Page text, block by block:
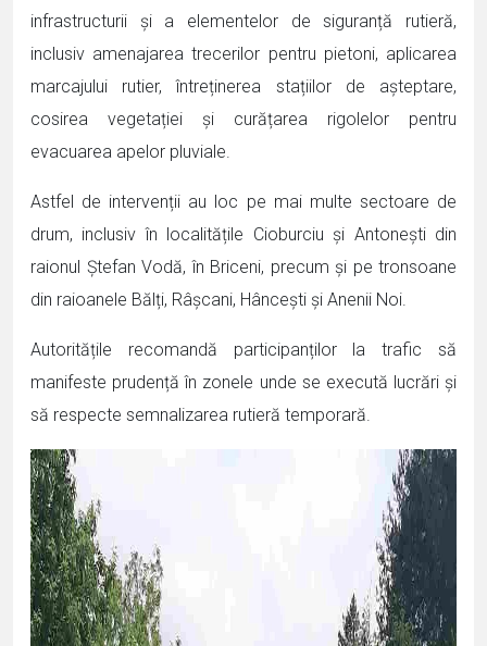
infrastructurii și a elementelor de siguranță rutieră,
inclusiv amenajarea trecerilor pentru pietoni, aplicarea
marcajului rutier, întreținerea stațiilor de așteptare,
cosirea vegetației și curățarea rigolelor pentru
evacuarea apelor pluviale.
Astfel de intervenții au loc pe mai multe sectoare de
drum, inclusiv în localitățile Cioburciu și Antonești din
raionul Ștefan Vodă, în Briceni, precum și pe tronsoane
din raioanele Bălți, Râșcani, Hâncești și Anenii Noi.
Autoritățile recomandă participanților la trafic să
manifeste prudență în zonele unde se execută lucrări și
să respecte semnalizarea rutieră temporară.